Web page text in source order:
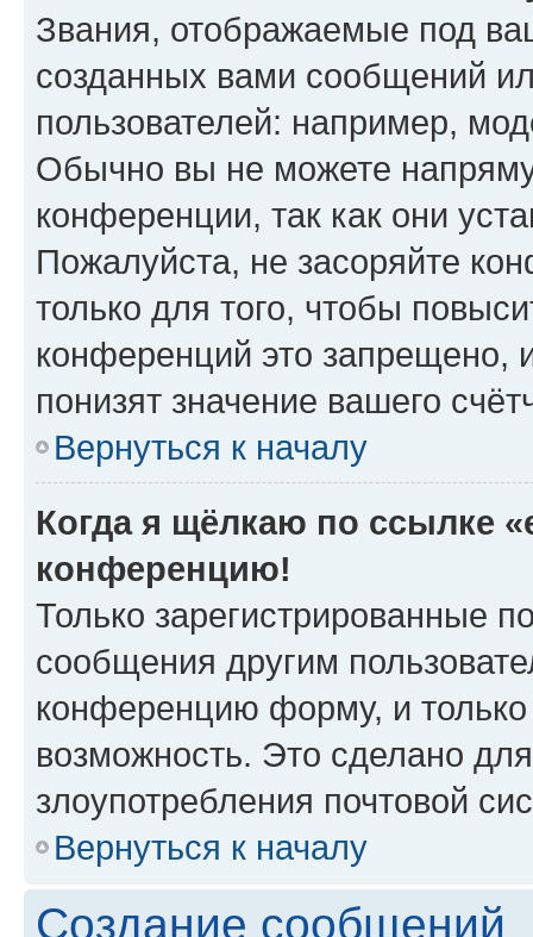
Звания, отображаемые под
созданных вами сообщений
пользователей: например,
Обычно вы не можете
конференции, так как они
Пожалуйста, не засоряйте
только для того, чтобы
конференций это запрещено,
понизят значение вашего
Вернуться к началу
Когда я щёлкаю по ссылке
конференцию!
Только зарегистрированные
сообщения другим
конференцию форму, и
возможность. Это сделано
злоупотребления почтовой
Вернуться к началу
Создание сообщений